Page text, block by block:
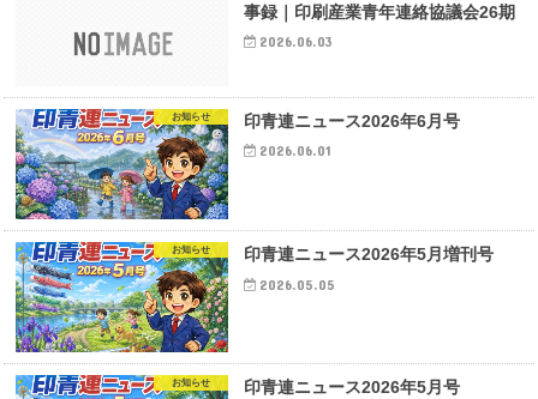
事録｜印刷産業青年連絡協議会26期
2026.06.03
お知らせ 印青連ニュース2026年6月号
2026.06.01
お知らせ 印青連ニュース2026年5月増刊号
2026.05.05
お知らせ 印青連ニュース2026年5月号